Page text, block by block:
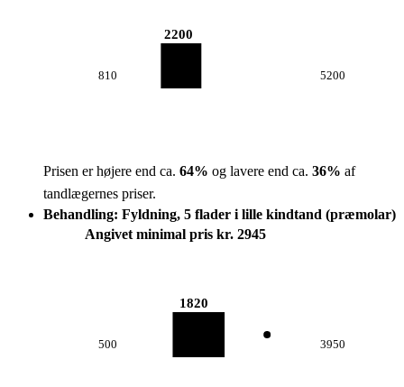
810
2200
5200
Prisen er højere end ca. 64% og lavere end ca. 36% af
tandlægernes priser.
Behandling: Fyldning, 5 flader i lille kindtand (præmolar)
Angivet minimal pris kr. 2945
500
1820
3950